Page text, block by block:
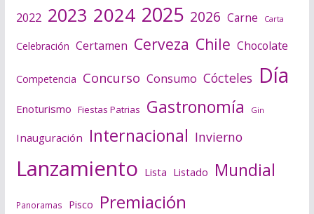
2022 2023 2024 2025 2026 Carne Carta
Celebración Certamen Cerveza Chile Chocolate
Competencia Concurso Consumo Cócteles Día
Enoturismo Fiestas Patrias Gastronomía Gin
Inauguración Internacional Invierno
Lanzamiento Lista Listado Mundial
Panoramas Pisco Premiación